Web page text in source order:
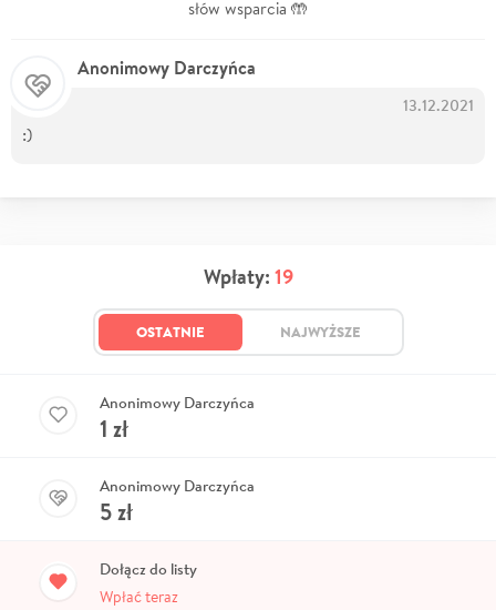
słów wsparcia 🤲
Anonimowy Darczyńca
13.12.2021
:)
Wpłaty: 19
OSTATNIE NAJWYŻSZE
Anonimowy Darczyńca
1 zł
Anonimowy Darczyńca
5zł
Dołącz do listy
Wpłać teraz